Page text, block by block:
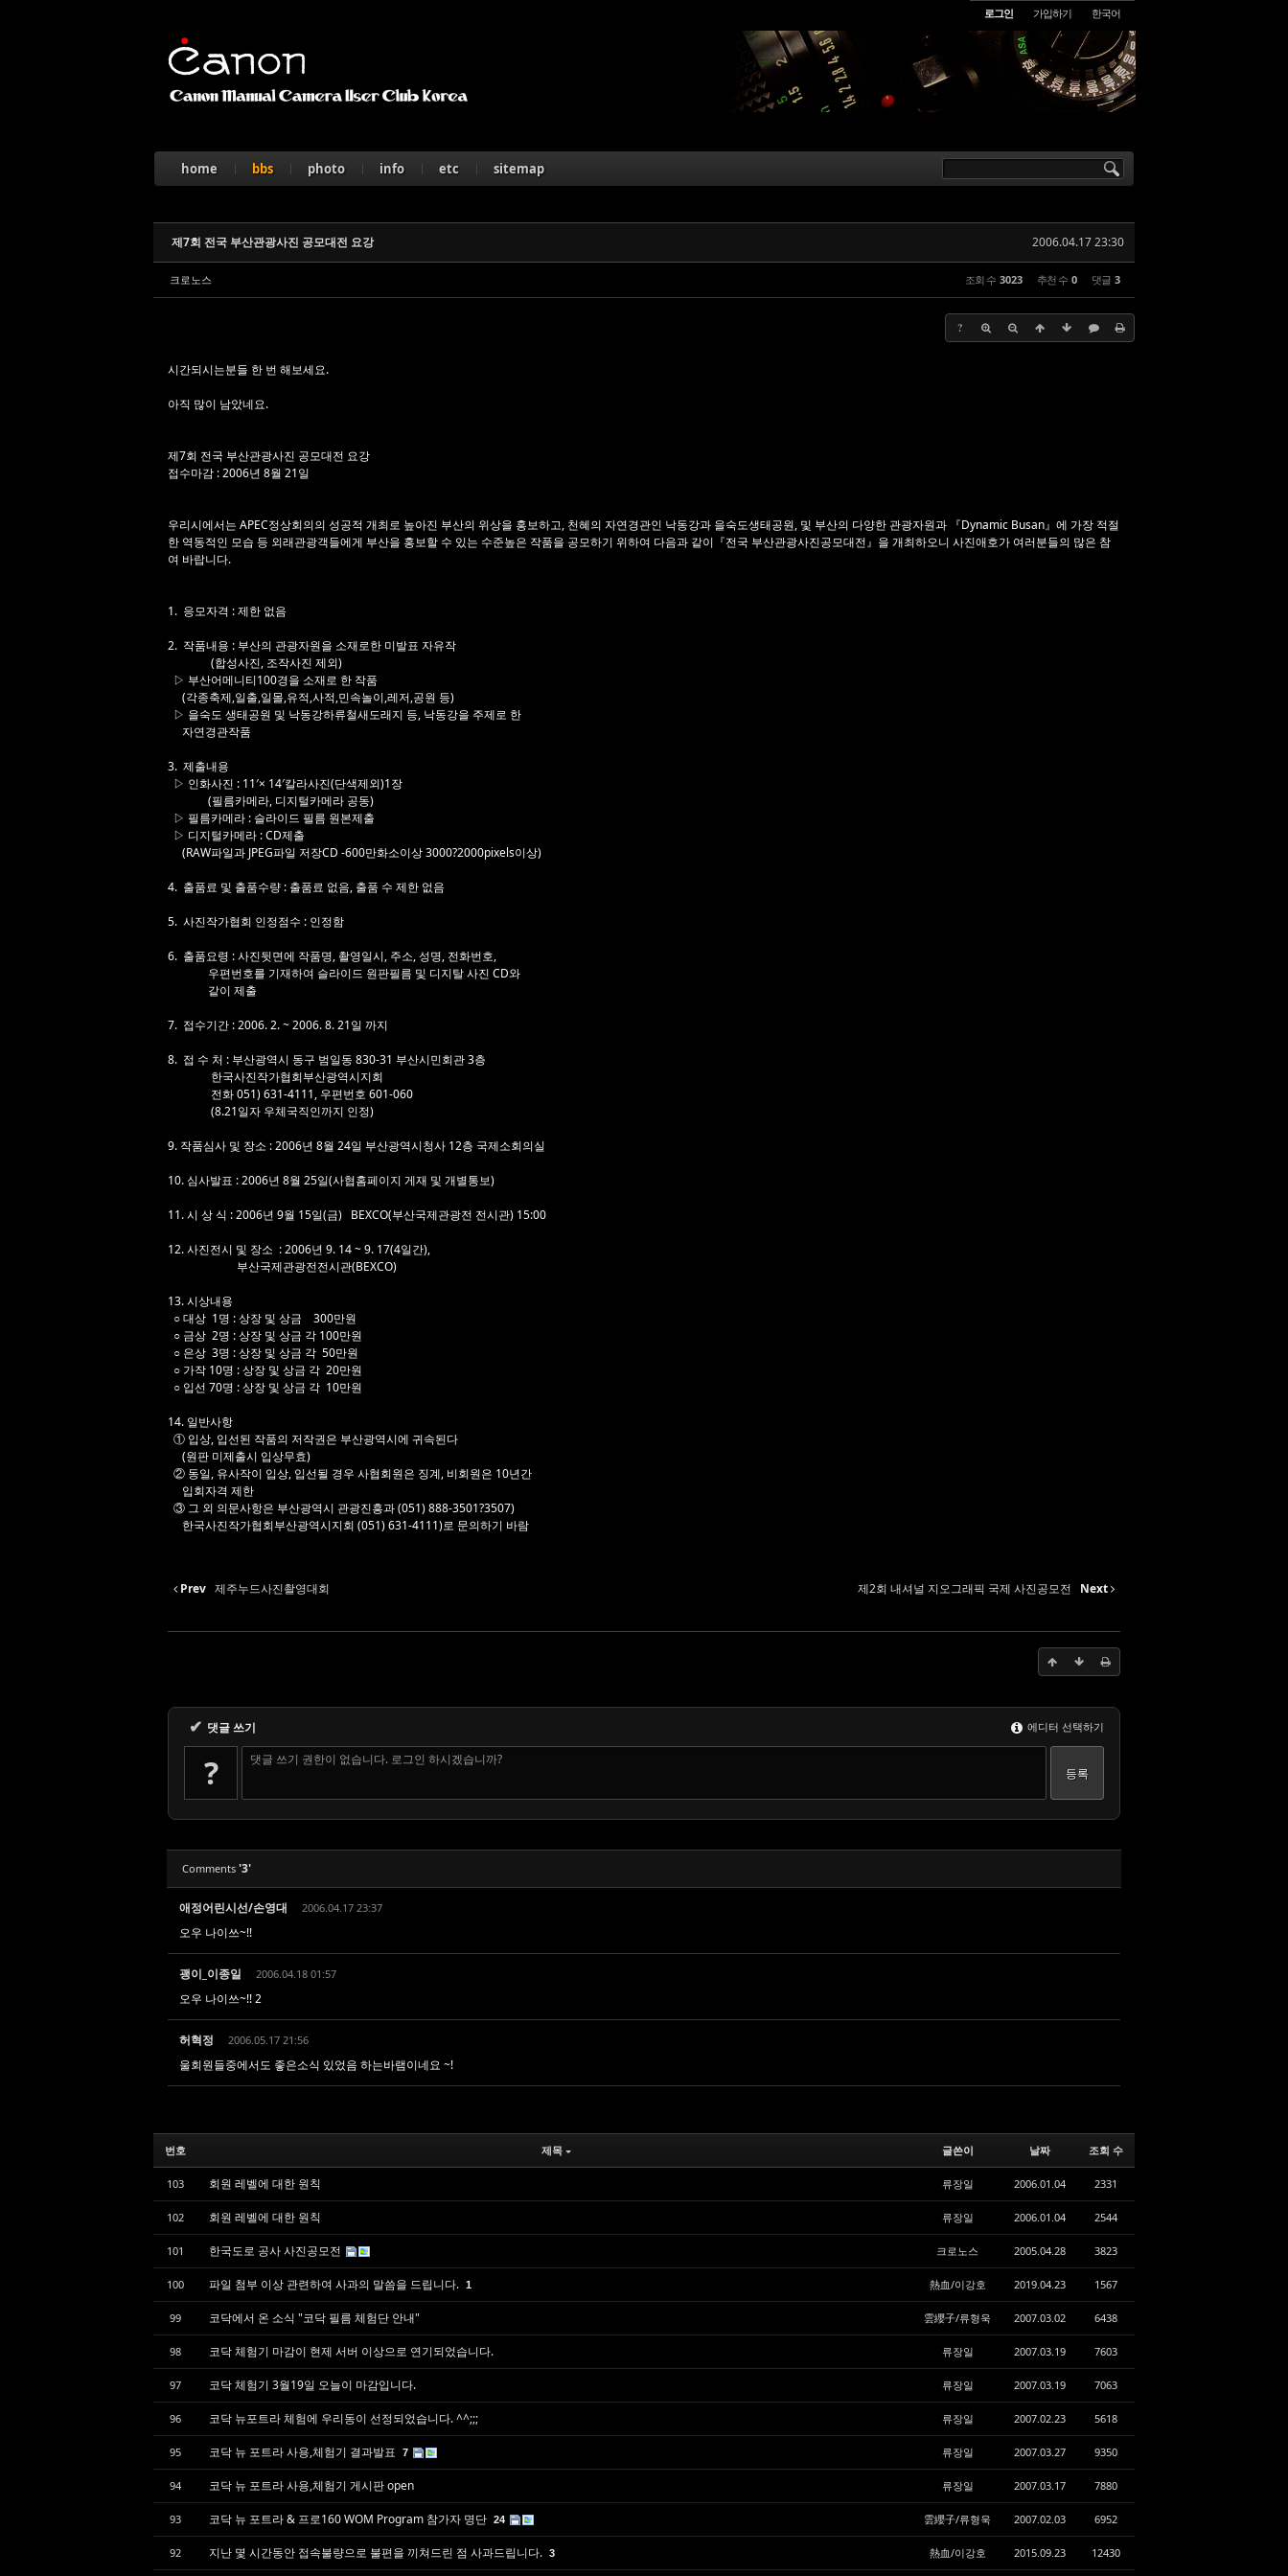
로그인 가입하기 한국어
home bbs photo info etc sitemap
2006.04.17 23:30
제7회 전국 부산관광사진 공모대전 요강
크로노스 조회 수 3023 추천 수 0 댓글 3
?
시간되시는분들 한 번 해보세요.
아직 많이 남았네요.
제7회 전국 부산관광사진 공모대전 요강
접수마감 : 2006년 8월 21일
우리시에서는 APEC정상회의의 성공적 개최로 높아진 부산의 위상을 홍보하고, 천혜의 자연경관인 낙동강과 을숙도생태공원, 및 부산의 다양한 관광자원과 『Dynamic Busan』에 가장 적절
한 역동적인 모습 등 외래관광객들에게 부산을 홍보할 수 있는 수준높은 작품을 공모하기 위하여 다음과 같이『전국 부산관광사진공모대전』을 개최하오니 사진애호가 여러분들의 많은 참
여 바랍니다.
1. 응모자격 : 제한 없음
2. 작품내용 : 부산의 관광자원을 소재로한 미발표 자유작
(합성사진, 조작사진 제외)
▷ 부산어메니티100경을 소재로 한 작품
(각종축제,일출,일몰,유적,사적,민속놀이,레저,공원 등)
▷ 을숙도 생태공원 및 낙동강하류철새도래지 등, 낙동강을 주제로 한
자연경관작품
3. 제출내용
▷ 인화사진 : 11′× 14′칼라사진(단색제외)1장
(필름카메라, 디지털카메라 공동)
▷ 필름카메라 : 슬라이드 필름 원본제출
▷ 디지털카메라 : CD제출
(RAW파일과 JPEG파일 저장CD -600만화소이상 3000?2000pixels이상)
4. 출품료 및 출품수량 : 출품료 없음, 출품 수 제한 없음
5. 사진작가협회 인정점수 : 인정함
6. 출품요령 : 사진뒷면에 작품명, 촬영일시, 주소, 성명, 전화번호,
우편번호를 기재하여 슬라이드 원판필름 및 디지탈 사진 CD와
같이 제출
7. 접수기간 : 2006. 2. ~ 2006. 8. 21일 까지
8. 접 수 처 : 부산광역시 동구 범일동 830-31 부산시민회관 3층
한국사진작가협회부산광역시지회
전화 051) 631-4111, 우편번호 601-060
(8.21일자 우체국직인까지 인정)
9. 작품심사 및 장소 : 2006년 8월 24일 부산광역시청사 12층 국제소회의실
10. 심사발표 : 2006년 8월 25일(사협홈페이지 게재 및 개별통보)
11. 시 상 식 : 2006년 9월 15일(금) BEXCO(부산국제관광전 전시관) 15:00
12. 사진전시 및 장소 : 2006년 9. 14 ~ 9. 17(4일간),
부산국제관광전전시관(BEXCO)
13. 시상내용
○ 대상 1명 : 상장 및 상금 300만원
○ 금상 2명 : 상장 및 상금 각 100만원
○ 은상 3명 : 상장 및 상금 각 50만원
○ 가작 10명 : 상장 및 상금 각 20만원
○ 입선 70명 : 상장 및 상금 각 10만원
14. 일반사항
① 입상, 입선된 작품의 저작권은 부산광역시에 귀속된다
(원판 미제출시 입상무효)
② 동일, 유사작이 입상, 입선될 경우 사협회원은 징계, 비회원은 10년간
입회자격 제한
③ 그 외 의문사항은 부산광역시 관광진흥과 (051) 888-3501?3507)
한국사진작가협회부산광역시지회 (051) 631-4111)로 문의하기 바람
Prev 제주누드사진촬영대회 제2회 내셔널 지오그래픽 국제 사진공모전 Next
✔ 댓글 쓰기 에디터 선택하기
? 댓글 쓰기 권한이 없습니다. 로그인 하시겠습니까?
Comments '3'
애정어린시선/손영대 2006.04.17 23:37
오우 나이쓰~!!
괭이_이종일 2006.04.18 01:57
오우 나이쓰~!! 2
허혁정 2006.05.17 21:56
울회원들중에서도 좋은소식 있었음 하는바램이네요 ~!
번호 제목 글쓴이 날짜 조회 수
103 회원 레벨에 대한 원칙 류장일 2006.01.04 2331
102 회원 레벨에 대한 원칙 류장일 2006.01.04 2544
101 한국도로 공사 사진공모전 크로노스 2005.04.28 3823
100 파일 첨부 이상 관련하여 사과의 말씀을 드립니다. 1 熱血/이강호 2019.04.23 1567
99 코닥에서 온 소식 "코닥 필름 체험단 안내" 雲纓子/류형욱 2007.03.02 6438
98 코닥 체험기 마감이 현제 서버 이상으로 연기되었습니다. 류장일 2007.03.19 7603
97 코닥 체험기 3월19일 오늘이 마감입니다. 류장일 2007.03.19 7063
96 코닥 뉴포트라 체험에 우리동이 선정되었습니다. ^^;;; 류장일 2007.02.23 5618
95 코닥 뉴 포트라 사용,체험기 결과발표 7 류장일 2007.03.27 9350
94 코닥 뉴 포트라 사용,체험기 게시판 open 류장일 2007.03.17 7880
93 코닥 뉴 포트라 & 프로160 WOM Program 참가자 명단 24 雲纓子/류형욱 2007.02.03 6952
92 지난 몇 시간동안 접속불량으로 불편을 끼쳐드린 점 사과드립니다. 3 熱血/이강호 2015.09.23 12430
Sketchbook5, 스케치북5
Sketchbook5, 스케치북5